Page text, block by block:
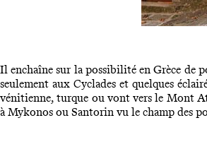
Il enchaîne sur la possibilité en Grèce de
seulement aux Cyclades et quelques
vénitienne, turque ou vont vers le Mont
à Mykonos ou Santorin vu le champ des